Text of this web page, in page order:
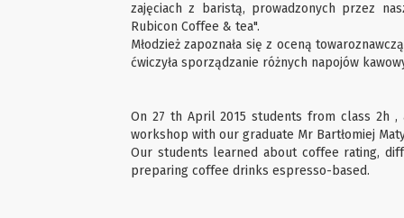
zajęciach z baristą, prowadzonych przez
Rubicon Coffee & tea".
Młodzież zapoznała się z oceną
ćwiczyła sporządzanie różnych napojów
On 27 th April 2015 students from class 2h
workshop with our graduate Mr Bartłomiej
Our students learned about coffee rating,
preparing coffee drinks espresso-based.